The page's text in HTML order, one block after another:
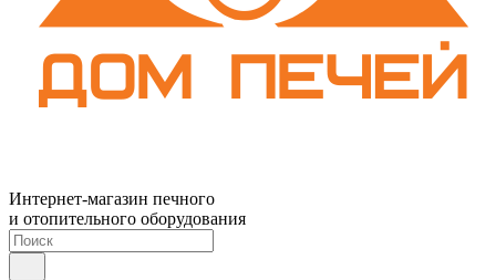
Интернет-магазин печного
и отопительного оборудования